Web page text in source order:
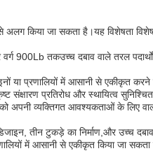
किया जा सकता है।यह विशेषता
तकउच्च दबाव वाले तरल पदार्थों
या प्रणालियों में आसानी से एकीकृत करने
प्रतिरोध और स्थायित्व सुनिश्चित
अपनी व्यक्तिगत आवश्यकताओं के लिए
तीन टुकड़े का निर्माण,और उच्च
में आसानी से एकीकृत किया जा सकता